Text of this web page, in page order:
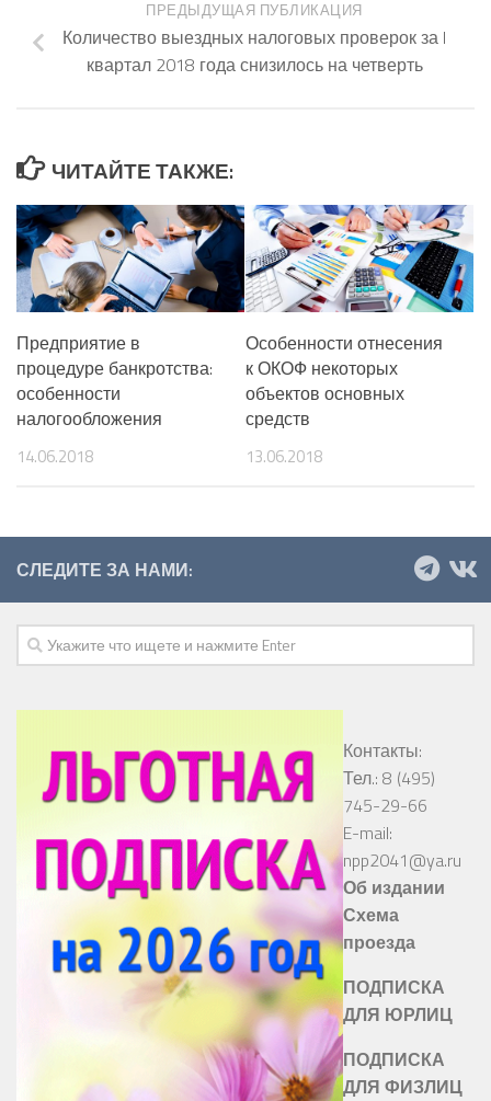
ПРЕДЫДУЩАЯ ПУБЛИКАЦИЯ
Количество выездных налоговых проверок за I
квартал 2018 года снизилось на четверть
ЧИТАЙТЕ ТАКЖЕ:
Предприятие в
процедуре банкротства:
особенности
налогообложения
14.06.2018
Особенности отнесения
к ОКОФ некоторых
объектов основных
средств
13.06.2018
СЛЕДИТЕ ЗА НАМИ:
Контакты:
Тел.: 8 (495)
745-29-66
E-mail:
npp2041@ya.ru
Об издании
Схема
проезда
ПОДПИСКА
ДЛЯ ЮРЛИЦ
ПОДПИСКА
ДЛЯ ФИЗЛИЦ